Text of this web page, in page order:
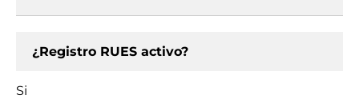
¿Registro RUES activo?
Si